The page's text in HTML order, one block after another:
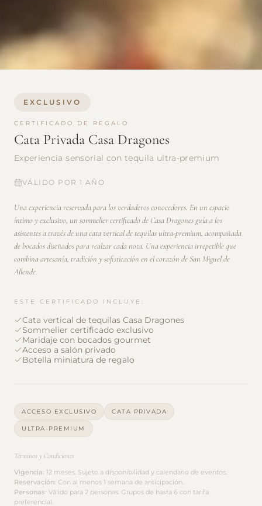
EXCLUSIVO
CERTIFICADO DE REGALO
Cata Privada Casa Dragones
Experiencia sensorial con tequila ultra-premium
VÁLIDO POR 1 AÑO
Una experiencia reservada para los verdaderos conocedores. En un espacio
íntimo y exclusivo, un sommelier certificado de Casa Dragones guía a los
asistentes a través de una cata vertical de tequilas ultra-premium, acompañada
de bocados diseñados para realzar cada nota. Una experiencia irrepetible que
combina artesanía, tradición y sofisticación en el corazón de San Miguel de
Allende.
ESTE CERTIFICADO INCLUYE:
Cata vertical de tequilas Casa Dragones
Sommelier certificado exclusivo
Maridaje con bocados gourmet
Acceso a salón privado
Botella miniatura de regalo
ACCESO EXCLUSIVO CATA PRIVADA
ULTRA-PREMIUM
Términos y Condiciones
Vigencia: 12 meses. Sujeto a disponibilidad y calendario de eventos.
Reservación: Con al menos 1 semana de anticipación.
Personas: Válido para 2 personas. Grupos de hasta 6 con tarifa
preferencial.